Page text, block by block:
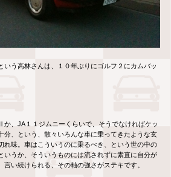
いう高林さんは、１０年ぶりにゴルフ２にカムバッ
、JA１１ジムニーくらいで、そうでなければケッ
分、という、散々いろんな車に乗ってきたような玄
れ味。車はこういうのに乗るべき、という世の中の
いうか、そういうものには流されずに素直に自分が
い続けられる、その軸の強さがステキです。